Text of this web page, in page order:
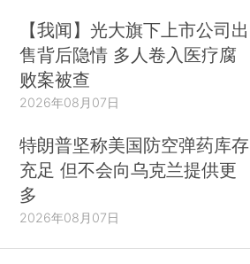
【我闻】光大旗下上市公司出
售背后隐情 多人卷入医疗腐
败案被查
2026年08月07日
特朗普坚称美国防空弹药库存
充足 但不会向乌克兰提供更
多
2026年08月07日